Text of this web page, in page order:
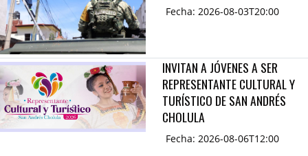
Fecha: 2026-08-03T20:00
INVITAN A JÓVENES A SER
REPRESENTANTE CULTURAL Y
TURÍSTICO DE SAN ANDRÉS
CHOLULA
Fecha: 2026-08-06T12:00